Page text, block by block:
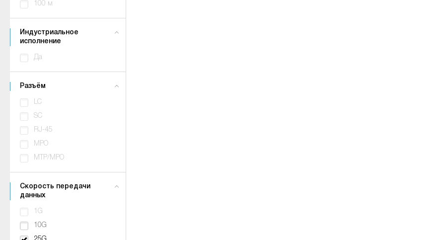
100 м
Индустриальное
исполнение
Да
Разъём
LC
SC
RJ-45
MPO
MTP/MPO
Скорость передачи
данных
1G
10G